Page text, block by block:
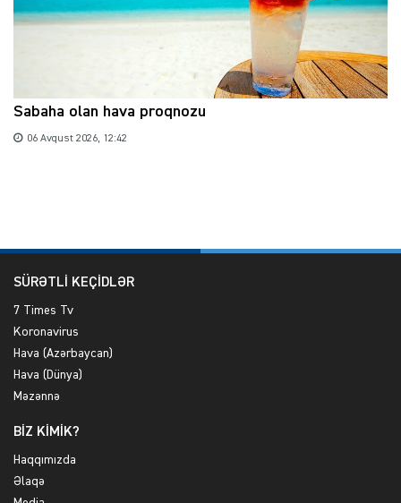
Sabaha olan hava proqnozu
06 Avqust 2026, 12:42
SÜRƏTLİ KEÇİDLƏR
7 Times Tv
Koronavirus
Hava (Azərbaycan)
Hava (Dünya)
Məzənnə
BİZ KİMİK?
Haqqımızda
Əlaqə